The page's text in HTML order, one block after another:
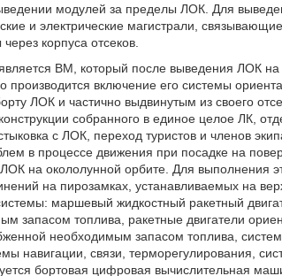
модулей за пределы ЛОК. Для
и электрические магистрали,
корпуса отсеков.
ВМ, который после выведения ЛОК на
производится включение его системы
ЛОК и частично выдвинутым из своего
собранного в единое целое ЛК,
с ЛОК, переход туристов и членов
в процессе движения при посадке на
на окололунной орбите. Для выполнения
на пирозамках, устанавливаемых на
маршевый жидкостный ракетный
запасом топлива, ракетные двигатели
необходимым запасом топлива,
навигации, связи, терморегулирования,
бортовая цифровая вычислительная